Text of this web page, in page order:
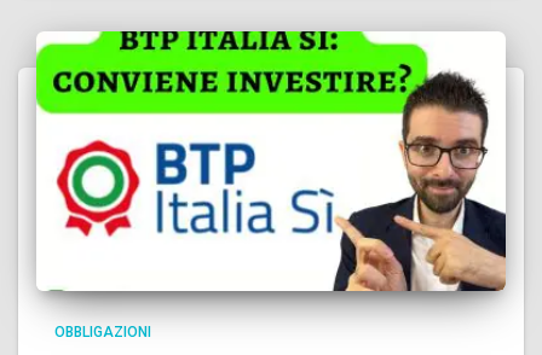
OBBLIGAZIONI